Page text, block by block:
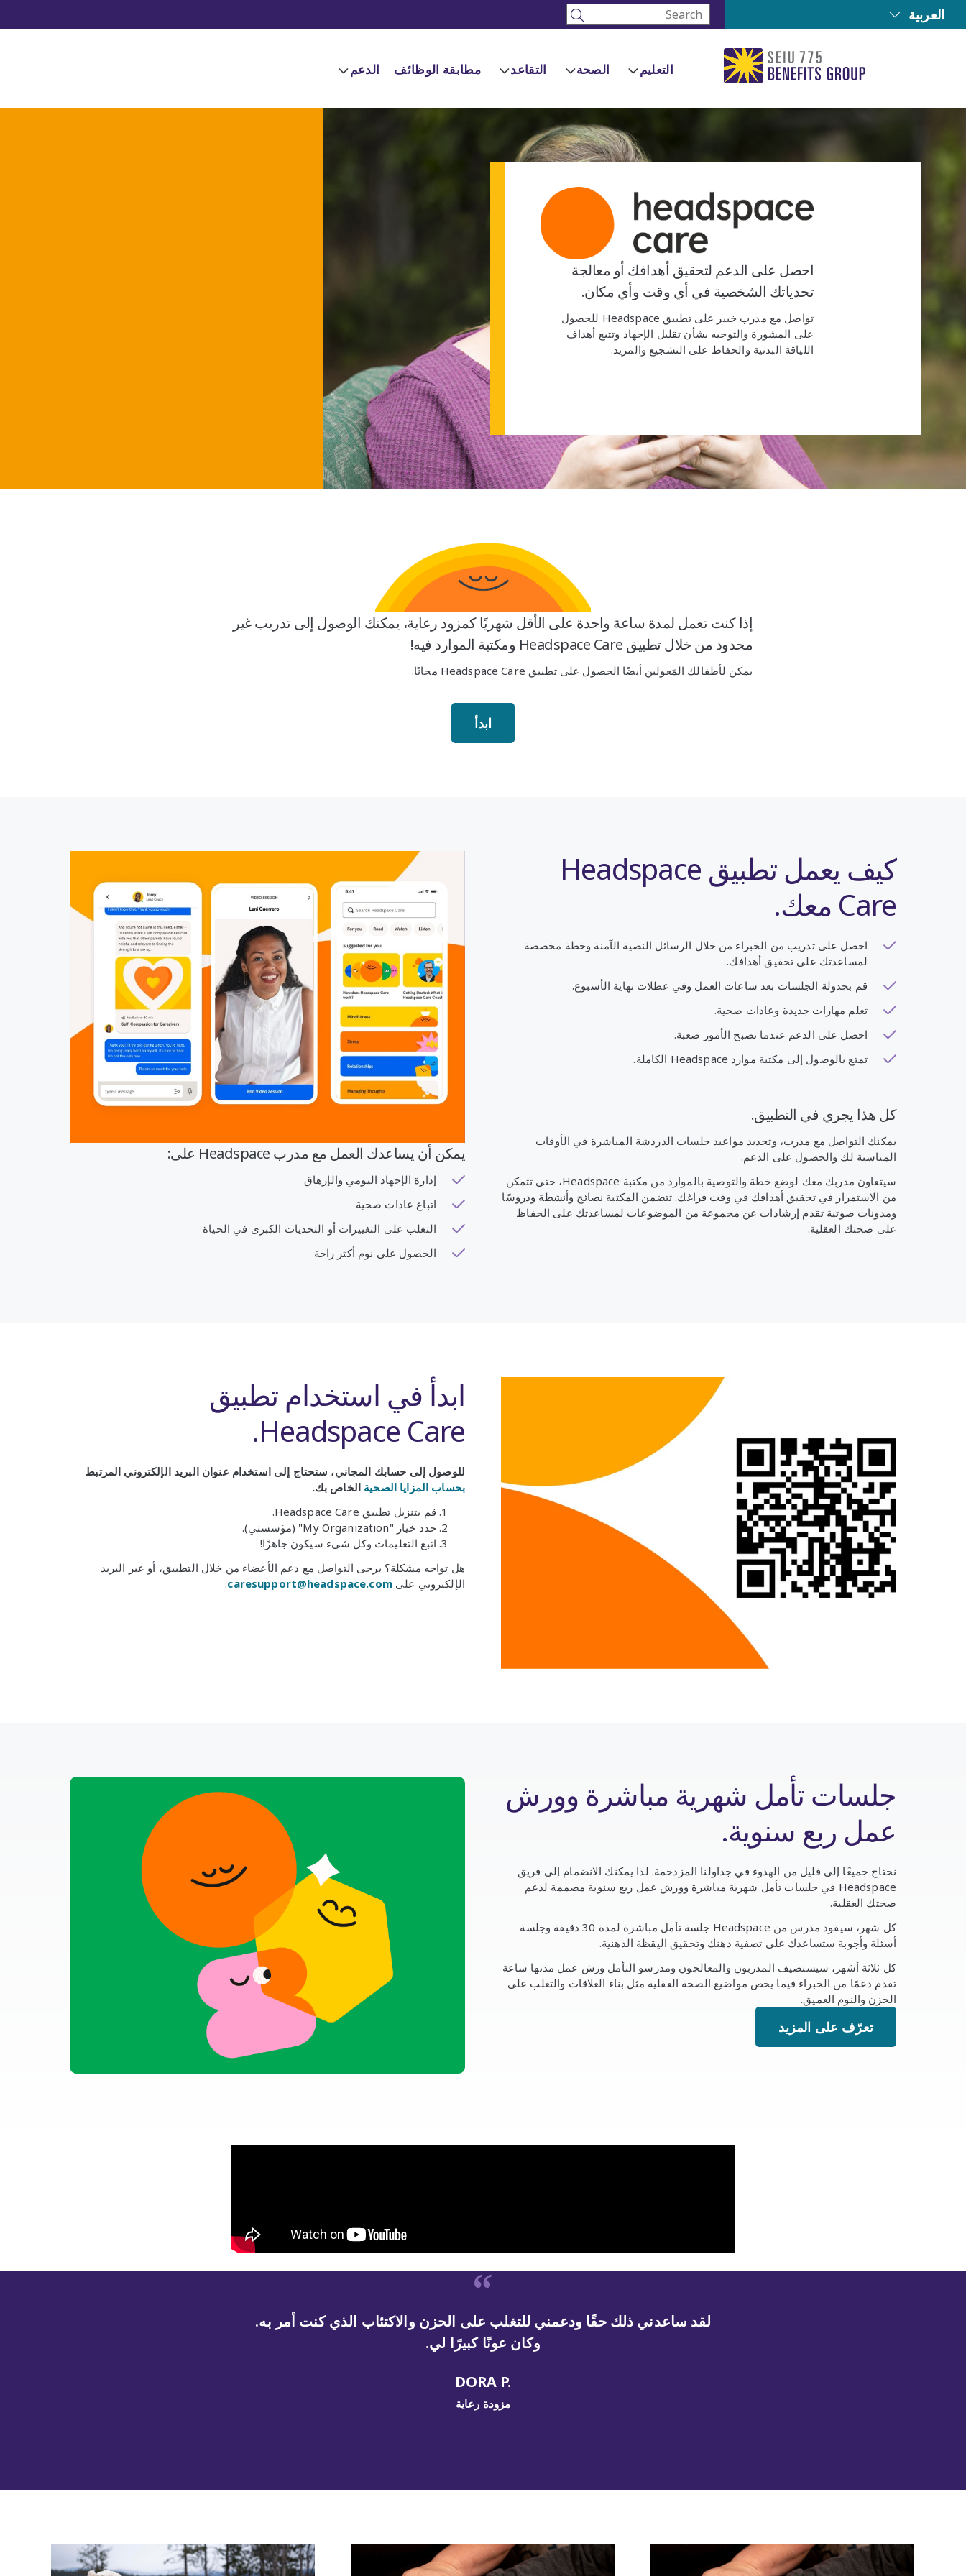
العربية
التعليم الصحة التقاعد مطابقة الوظائف الدعم
احصل على الدعم لتحقيق أهدافك أو معالجة
تحدياتك الشخصية في أي وقت وأي مكان.
تواصل مع مدرب خبير على تطبيق Headspace للحصول
على المشورة والتوجيه بشأن تقليل الإجهاد وتتبع أهداف
اللياقة البدنية والحفاظ على التشجيع والمزيد.
إذا كنت تعمل لمدة ساعة واحدة على الأقل شهريًا كمزود رعاية، يمكنك الوصول إلى تدريب غير
محدود من خلال تطبيق Headspace Care ومكتبة الموارد فيه!
يمكن لأطفالك المَعولين أيضًا الحصول على تطبيق Headspace Care مجانًا.
ابدأ
كيف يعمل تطبيق Headspace
Care معك.
احصل على تدريب من الخبراء من خلال الرسائل النصية الآمنة وخطة مخصصة
لمساعدتك على تحقيق أهدافك.
قم بجدولة الجلسات بعد ساعات العمل وفي عطلات نهاية الأسبوع.
تعلم مهارات جديدة وعادات صحية.
احصل على الدعم عندما تصبح الأمور صعبة.
تمتع بالوصول إلى مكتبة موارد Headspace الكاملة.
كل هذا يجري في التطبيق.
يمكنك التواصل مع مدرب، وتحديد مواعيد جلسات الدردشة المباشرة في الأوقات
المناسبة لك والحصول على الدعم.
سيتعاون مدربك معك لوضع خطة والتوصية بالموارد من مكتبة Headspace، حتى تتمكن
من الاستمرار في تحقيق أهدافك في وقت فراغك. تتضمن المكتبة نصائح وأنشطة ودروسًا
ومدونات صوتية تقدم إرشادات عن مجموعة من الموضوعات لمساعدتك على الحفاظ
على صحتك العقلية.
يمكن أن يساعدك العمل مع مدرب Headspace على:
إدارة الإجهاد اليومي والإرهاق
اتباع عادات صحية
التغلب على التغييرات أو التحديات الكبرى في الحياة
الحصول على نوم أكثر راحة
ابدأ في استخدام تطبيق
Headspace Care.
للوصول إلى حسابك المجاني، ستحتاج إلى استخدام عنوان البريد الإلكتروني المرتبط
بحساب المزايا الصحية الخاص بك.
قم بتنزيل تطبيق Headspace Care.
حدد خيار "My Organization" (مؤسستي).
اتبع التعليمات وكل شيء سيكون جاهزًا!
هل تواجه مشكلة؟ يرجى التواصل مع دعم الأعضاء من خلال التطبيق، أو عبر البريد
الإلكتروني علىcaresupport@headspace.com
.
جلسات تأمل شهرية مباشرة وورش
عمل ربع سنوية.
نحتاج جميعًا إلى قليل من الهدوء في جداولنا المزدحمة. لذا يمكنك الانضمام إلى فريق
Headspace في جلسات تأمل شهرية مباشرة وورش عمل ربع سنوية مصممة لدعم
صحتك العقلية.
كل شهر، سيقود مدرس من Headspace جلسة تأمل مباشرة لمدة 30 دقيقة وجلسة
أسئلة وأجوبة ستساعدك على تصفية ذهنك وتحقيق اليقظة الذهنية.
كل ثلاثة أشهر، سيستضيف المدربون والمعالجون ومدرسو التأمل ورش عمل مدتها ساعة
تقدم دعمًا من الخبراء فيما يخص مواضيع الصحة العقلية مثل بناء العلاقات والتغلب على
الحزن والنوم العميق.
تعرّف على المزيد
لقد ساعدني ذلك حقًا ودعمني للتغلب على الحزن والاكتئاب الذي كنت أمر به.
وكان عونًا كبيرًا لي.
DORA P.‎
مزودة رعاية